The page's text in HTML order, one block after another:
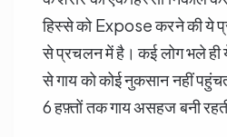
हिस्से को Expose करने की ये
से प्रचलन में है। कई लोग भले ही
से गाय को कोई नुकसान नहीं
6 हफ़्तों तक गाय असहज बनी